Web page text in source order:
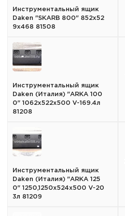
Инструментальный ящик
Daken "SKARB 800" 852х52
9х468 81508
Инструментальный ящик
Daken (Италия) "ARKA 100
0" 1062х522х500 V-169.4л
81208
Инструментальный ящик
Daken (Италия) "ARKA 125
0" 1250,1250х524х500 V-20
3л 81209